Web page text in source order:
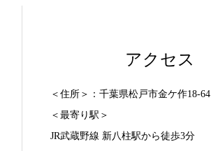
アクセス
＜住所＞：千葉県松戸市金ケ作18-64
＜最寄り駅＞
JR武蔵野線 新八柱駅から徒歩3分